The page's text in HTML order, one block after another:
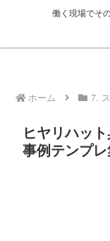
働く現場でそ
ホーム 7.
ヒヤリハッ
事例テンプ